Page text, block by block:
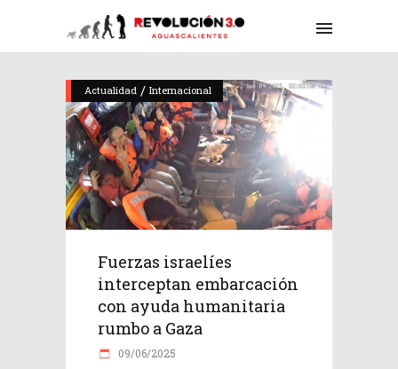
Actualidad / Internacional
Fuerzas israelíes
interceptan embarcación
con ayuda humanitaria
rumbo a Gaza
09/06/2025